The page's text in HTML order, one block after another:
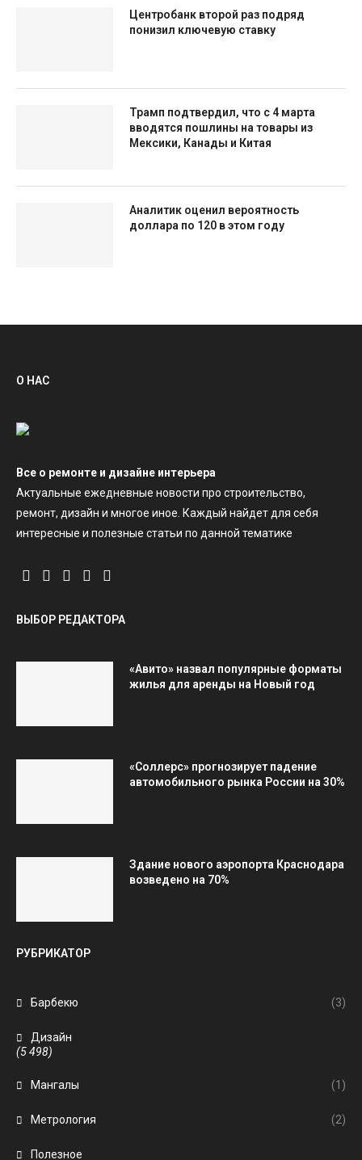
Центробанк второй раз подряд
понизил ключевую ставку
Трамп подтвердил, что с 4 марта
вводятся пошлины на товары из
Мексики, Канады и Китая
Аналитик оценил вероятность
доллара по 120 в этом году
О НАС
Все о ремонте и дизайне интерьера
Актуальные ежедневные новости про строительство,
ремонт, дизайн и многое иное. Каждый найдет для себя
интересные и полезные статьи по данной тематике
ВЫБОР РЕДАКТОРА
«Авито» назвал популярные форматы
жилья для аренды на Новый год
«Соллерс» прогнозирует падение
автомобильного рынка России на 30%
Здание нового аэропорта Краснодара
возведено на 70%
РУБРИКАТОР
Барбекю (3)
Дизайн
(5 498)
Мангалы (1)
Метрология (2)
Полезное